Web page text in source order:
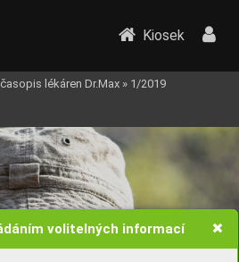
volitelných informací
Kiosek
lékáren Dr.Max » 1/2019